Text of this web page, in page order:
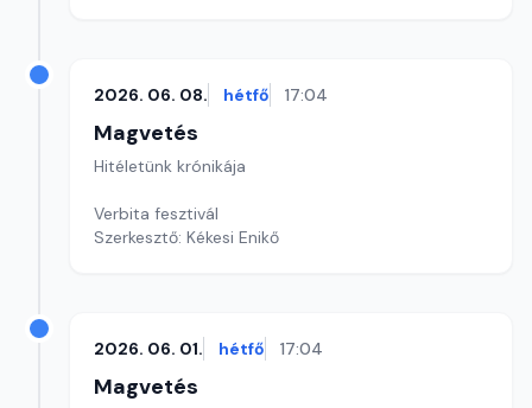
2026. 06. 08. hétfő 17:04
Magvetés
Hitéletünk krónikája
Verbita fesztivál
Szerkesztő: Kékesi Enikő
2026. 06. 01. hétfő 17:04
Magvetés